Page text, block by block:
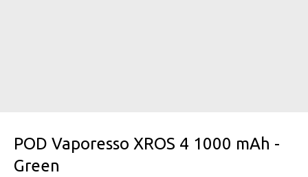
POD Vaporesso XROS 4 1000 mAh -
Green